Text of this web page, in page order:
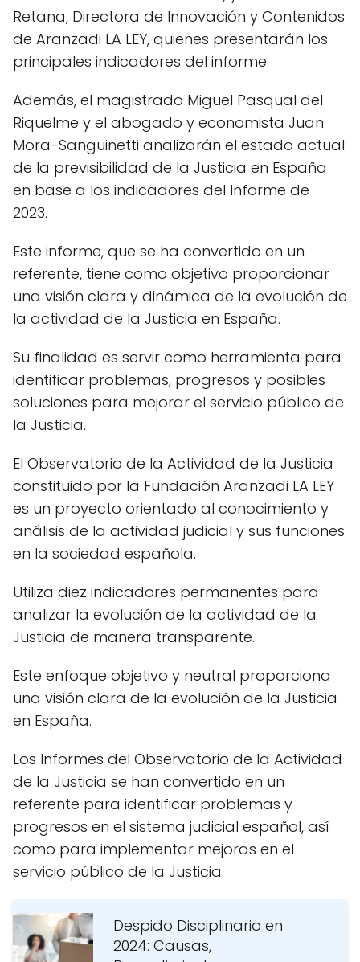
Retana, Directora de Innovación y Contenidos
de Aranzadi LA LEY, quienes presentarán los
principales indicadores del informe.
Además, el magistrado Miguel Pasqual del
Riquelme y el abogado y economista Juan
Mora-Sanguinetti analizarán el estado actual
de la previsibilidad de la Justicia en España
en base a los indicadores del Informe de
2023.
Este informe, que se ha convertido en un
referente, tiene como objetivo proporcionar
una visión clara y dinámica de la evolución de
la actividad de la Justicia en España.
Su finalidad es servir como herramienta para
identificar problemas, progresos y posibles
soluciones para mejorar el servicio público de
la Justicia.
El Observatorio de la Actividad de la Justicia
constituido por la Fundación Aranzadi LA LEY
es un proyecto orientado al conocimiento y
análisis de la actividad judicial y sus funciones
en la sociedad española.
Utiliza diez indicadores permanentes para
analizar la evolución de la actividad de la
Justicia de manera transparente.
Este enfoque objetivo y neutral proporciona
una visión clara de la evolución de la Justicia
en España.
Los Informes del Observatorio de la Actividad
de la Justicia se han convertido en un
referente para identificar problemas y
progresos en el sistema judicial español, así
como para implementar mejoras en el
servicio público de la Justicia.
Despido Disciplinario en
2024: Causas,